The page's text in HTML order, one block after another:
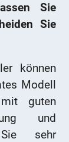
Sie
Sie
können
Modell
guten
und
sehr